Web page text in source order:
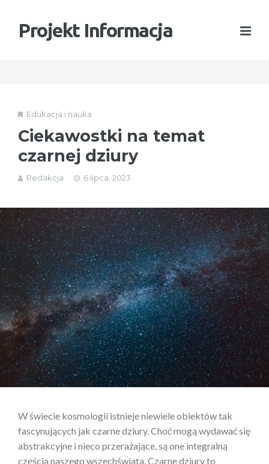
Projekt Informacja
Edukacja i nauka
Ciekawostki na temat
czarnej dziury
Redakcja 6 lipca, 2023
W świecie kosmologii istnieje niewiele obiektów tak
fascynujących jak czarne dziury. Choć mogą wydawać się
abstrakcyjne i nieco przerażające, są one integralną
częścią naszego wszechświata. Czarne dziury to